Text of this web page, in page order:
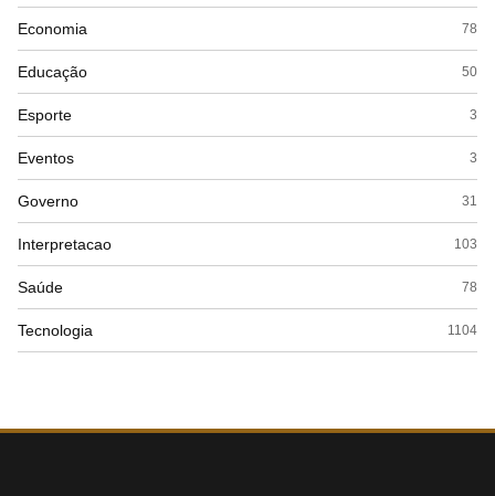
Economia 78
Educação 50
Esporte 3
Eventos 3
Governo 31
Interpretacao 103
Saúde 78
Tecnologia 1104